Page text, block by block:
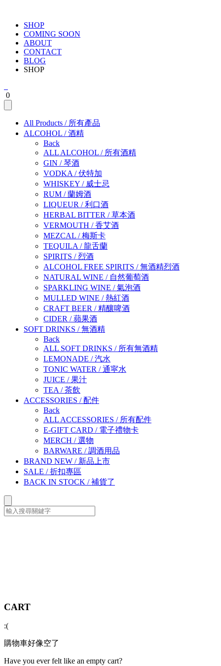
SHOP
COMING SOON
ABOUT
CONTACT
BLOG
SHOP
0
All Products / 所有產品
ALCOHOL /酒精
Back
ALL ALCOHOL / 所有酒精
GIN /琴酒
VODKA /伏特加
WHISKEY / 威士忌
RUM /蘭姆酒
LIQUEUR /利口酒
HERBAL BITTER /草本酒
VERMOUTH /香艾酒
MEZCAL /梅斯卡
TEQUILA /龍舌蘭
SPIRITS /烈酒
ALCOHOL FREE SPIRITS /無酒精烈酒
NATURAL WINE / 自然葡萄酒
SPARKLING WINE /氣泡酒
MULLED WINE /熱紅酒
CRAFT BEER /精釀啤酒
CIDER /蘋果酒
SOFT DRINKS /無酒精
Back
ALL SOFT DRINKS / 所有無酒精
LEMONADE /汽水
TONIC WATER /通寜水
JUICE /果汁
TEA /茶飲
ACCESSORIES /配件
Back
ALL ACCESSORIES / 所有配件
E-GIFT CARD / 電子禮物卡
MERCH /選物
BARWARE /調酒用品
BRAND NEW / 新品上市
SALE /折扣專區
BACK IN STOCK /補貨了
CART
:(
購物車好像空了
Have you ever felt like an empty cart?